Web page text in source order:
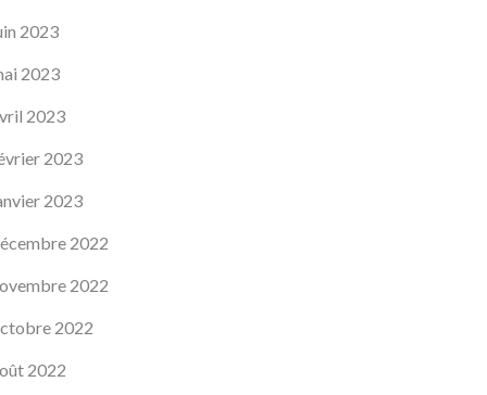
2023
2023
2023
2023
2023
2022
2022
2022
2022